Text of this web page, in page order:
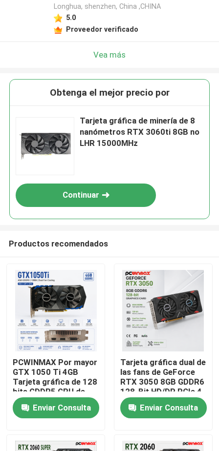
Hogar
Productos
Vídeos
Longhua, shenzhen, China ,CHINA
5.0
Proveedor verificado
Vea más
Obtenga el mejor precio por
Tarjeta gráfica de minería de 8
nanómetros RTX 3060ti 8GB no
LHR 15000MHz
Continuar
Productos recomendados
PCWINMAX Por mayor
GTX 1050 Ti 4GB
Tarjeta gráfica de 128
bits GDDR5 GPU de
baja potencia con
salida HD DP DVI para
escritorio
Enviar Consulta
Tarjeta gráfica dual de
las fans de GeForce
RTX 3050 8GB GDDR6
128-Bit HD/DP PCIe 4
del juego de
PCWINMAX para el
juego de la PC
Enviar Consulta